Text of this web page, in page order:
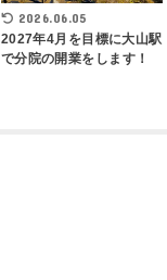
2026.06.05
2027年4月を目標に大山駅
で分院の開業をします！